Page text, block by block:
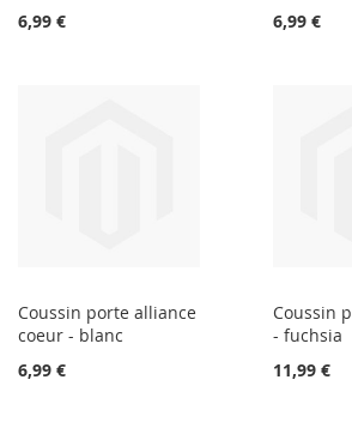
6,99 €
6,99 €
Coussin porte alliance
coeur - blanc
6,99 €
Coussin
- fuchsia
11,99 €